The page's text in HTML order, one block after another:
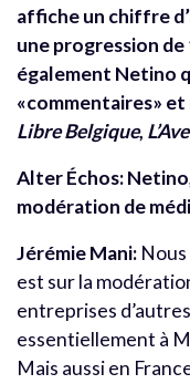
affiche un chiffre
une progression de
également Netino
«commentaires»
Libre Belgique,
Alter Échos:
modération de
Jérémie Mani:
est sur la
entreprises
essentiellement à
Mais aussi en